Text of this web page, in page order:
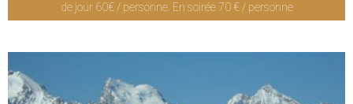
de jour 60€ / personne. En soirée 70 € / personne